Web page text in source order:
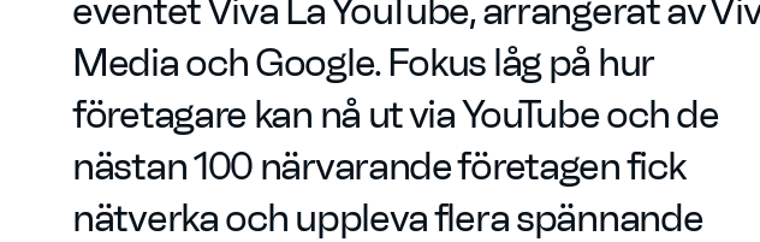
eventet Viva La YouTube, arrangerat av
Media och Google. Fokus låg på hur
företagare kan nå ut via YouTube och de
nästan 100 närvarande företagen fick
nätverka och uppleva flera spännande